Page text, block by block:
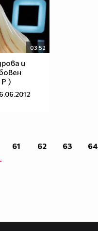
03:52
и
P )
61 62 63 64